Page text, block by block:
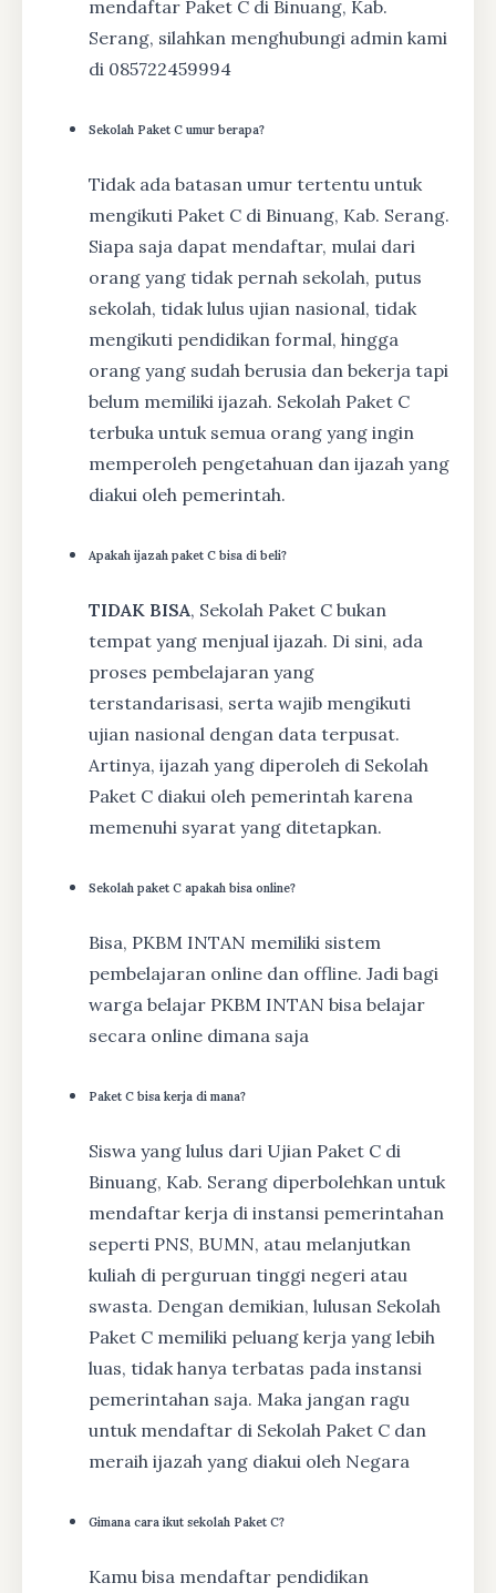
mendaftar Paket C di Binuang, Kab.
Serang, silahkan menghubungi admin kami
di 085722459994
Sekolah Paket C umur berapa?
Tidak ada batasan umur tertentu untuk
mengikuti Paket C di Binuang, Kab. Serang.
Siapa saja dapat mendaftar, mulai dari
orang yang tidak pernah sekolah, putus
sekolah, tidak lulus ujian nasional, tidak
mengikuti pendidikan formal, hingga
orang yang sudah berusia dan bekerja tapi
belum memiliki ijazah. Sekolah Paket C
terbuka untuk semua orang yang ingin
memperoleh pengetahuan dan ijazah yang
diakui oleh pemerintah.
Apakah ijazah paket C bisa di beli?
TIDAK BISA, Sekolah Paket C bukan
tempat yang menjual ijazah. Di sini, ada
proses pembelajaran yang
terstandarisasi, serta wajib mengikuti
ujian nasional dengan data terpusat.
Artinya, ijazah yang diperoleh di Sekolah
Paket C diakui oleh pemerintah karena
memenuhi syarat yang ditetapkan.
Sekolah paket C apakah bisa online?
Bisa, PKBM INTAN memiliki sistem
pembelajaran online dan offline. Jadi bagi
warga belajar PKBM INTAN bisa belajar
secara online dimana saja
Paket C bisa kerja di mana?
Siswa yang lulus dari Ujian Paket C di
Binuang, Kab. Serang diperbolehkan untuk
mendaftar kerja di instansi pemerintahan
seperti PNS, BUMN, atau melanjutkan
kuliah di perguruan tinggi negeri atau
swasta. Dengan demikian, lulusan Sekolah
Paket C memiliki peluang kerja yang lebih
luas, tidak hanya terbatas pada instansi
pemerintahan saja. Maka jangan ragu
untuk mendaftar di Sekolah Paket C dan
meraih ijazah yang diakui oleh Negara
Gimana cara ikut sekolah Paket C?
Kamu bisa mendaftar pendidikan